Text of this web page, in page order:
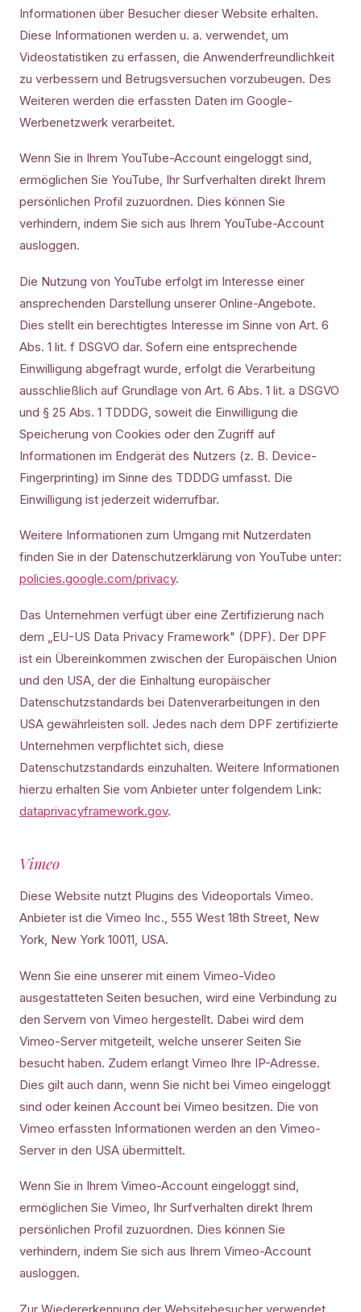
Informationen über Besucher dieser Website erhalten.
Diese Informationen werden u. a. verwendet, um
Videostatistiken zu erfassen, die Anwenderfreundlichkeit
zu verbessern und Betrugsversuchen vorzubeugen. Des
Weiteren werden die erfassten Daten im Google-
Werbenetzwerk verarbeitet.
Wenn Sie in Ihrem YouTube-Account eingeloggt sind,
ermöglichen Sie YouTube, Ihr Surfverhalten direkt Ihrem
persönlichen Profil zuzuordnen. Dies können Sie
verhindern, indem Sie sich aus Ihrem YouTube-Account
ausloggen.
Die Nutzung von YouTube erfolgt im Interesse einer
ansprechenden Darstellung unserer Online-Angebote.
Dies stellt ein berechtigtes Interesse im Sinne von Art. 6
Abs. 1 lit. f DSGVO dar. Sofern eine entsprechende
Einwilligung abgefragt wurde, erfolgt die Verarbeitung
ausschließlich auf Grundlage von Art. 6 Abs. 1 lit. a DSGVO
und § 25 Abs. 1 TDDDG, soweit die Einwilligung die
Speicherung von Cookies oder den Zugriff auf
Informationen im Endgerät des Nutzers (z. B. Device-
Fingerprinting) im Sinne des TDDDG umfasst. Die
Einwilligung ist jederzeit widerrufbar.
Weitere Informationen zum Umgang mit Nutzerdaten
finden Sie in der Datenschutzerklärung von YouTube unter:
policies.google.com/privacy.
Das Unternehmen verfügt über eine Zertifizierung nach
dem „EU-US Data Privacy Framework" (DPF). Der DPF
ist ein Übereinkommen zwischen der Europäischen Union
und den USA, der die Einhaltung europäischer
Datenschutzstandards bei Datenverarbeitungen in den
USA gewährleisten soll. Jedes nach dem DPF zertifizierte
Unternehmen verpflichtet sich, diese
Datenschutzstandards einzuhalten. Weitere Informationen
hierzu erhalten Sie vom Anbieter unter folgendem Link:
dataprivacyframework.gov.
Vimeo
Diese Website nutzt Plugins des Videoportals Vimeo.
Anbieter ist die Vimeo Inc., 555 West 18th Street, New
York, New York 10011, USA.
Wenn Sie eine unserer mit einem Vimeo-Video
ausgestatteten Seiten besuchen, wird eine Verbindung zu
den Servern von Vimeo hergestellt. Dabei wird dem
Vimeo-Server mitgeteilt, welche unserer Seiten Sie
besucht haben. Zudem erlangt Vimeo Ihre IP-Adresse.
Dies gilt auch dann, wenn Sie nicht bei Vimeo eingeloggt
sind oder keinen Account bei Vimeo besitzen. Die von
Vimeo erfassten Informationen werden an den Vimeo-
Server in den USA übermittelt.
Wenn Sie in Ihrem Vimeo-Account eingeloggt sind,
ermöglichen Sie Vimeo, Ihr Surfverhalten direkt Ihrem
persönlichen Profil zuzuordnen. Dies können Sie
verhindern, indem Sie sich aus Ihrem Vimeo-Account
ausloggen.